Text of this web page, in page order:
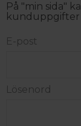
På "min sida"
kunduppgifter
E-post
Lösenord